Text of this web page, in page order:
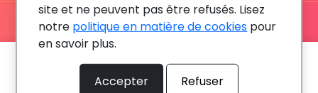
Prendre rendez-vous Laisser un message
Tous les droits sont réservés © 2026 RDV MÉDICAL By
site et ne peuvent pas être refusés. Lisez
notre politique en matière de cookies pour
en savoir plus.
Accepter Refuser